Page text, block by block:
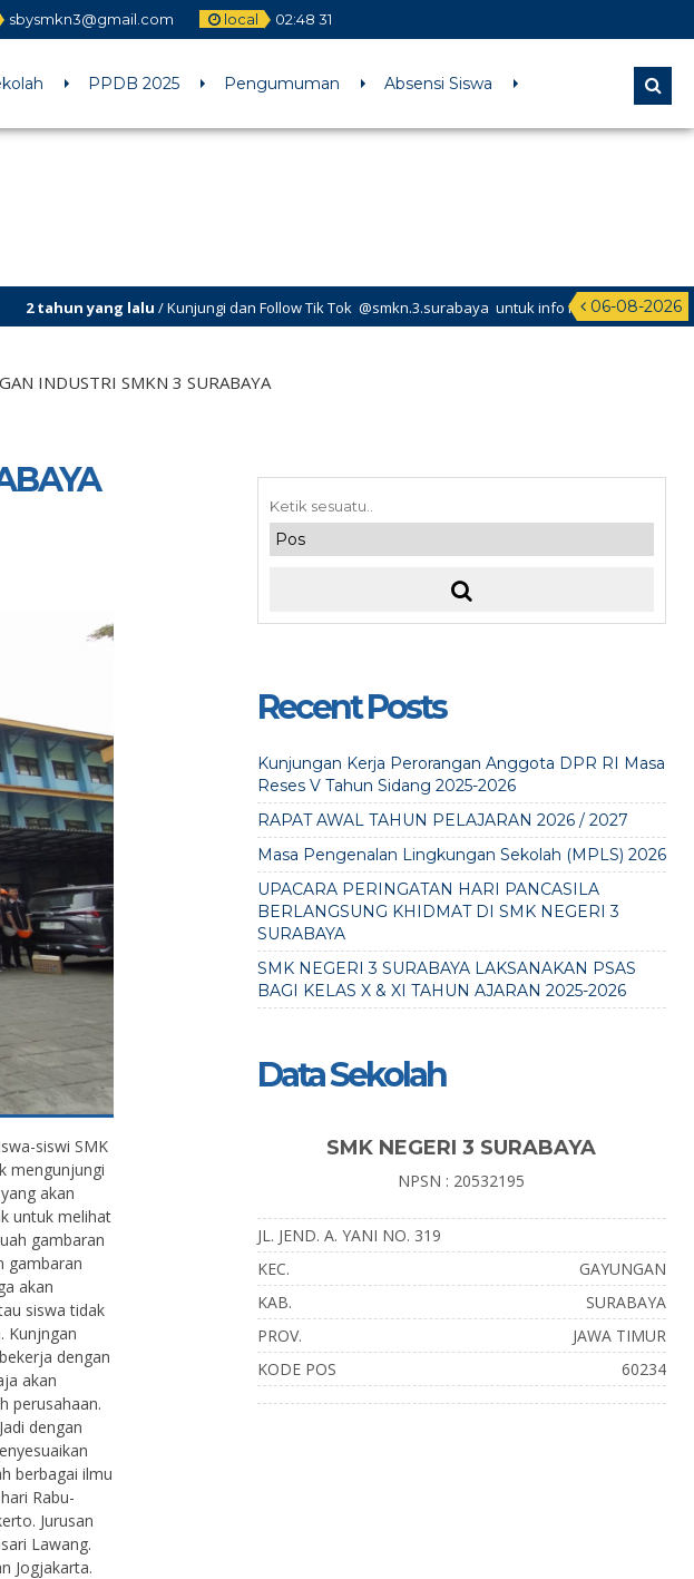
6.9.0! IE conditional comments are ignored by all supported browsers. in
sbysmkn3@gmail.com local 02:48 32
PPDB 2025 Pengumuman Absensi Siswa
06-08-2026
/ Kunjungi dan Follow Tik Tok @smkn.3.surabaya untuk info info terbaru dari SMK Negeri 3 Surabaya
INDUSTRI SMKN 3 SURABAYA
siswi SMK
mengunjungi
akan
untuk melihat
gambaran
gambaran
akan
siswa tidak
Kunjngan
dengan
akan
perusahaan.
dengan
berbagai ilmu
Rabu-
Jurusan
Lawang.
Jogjakarta.
Recent Posts
Kunjungan Kerja Perorangan Anggota DPR RI Masa
Reses V Tahun Sidang 2025-2026
RAPAT AWAL TAHUN PELAJARAN 2026 / 2027
Masa Pengenalan Lingkungan Sekolah (MPLS) 2026
UPACARA PERINGATAN HARI PANCASILA
BERLANGSUNG KHIDMAT DI SMK NEGERI 3
SURABAYA
SMK NEGERI 3 SURABAYA LAKSANAKAN PSAS
BAGI KELAS X & XI TAHUN AJARAN 2025-2026
Data Sekolah
SMK NEGERI 3 SURABAYA
NPSN : 20532195
JL. JEND. A. YANI NO. 319
KEC.
GAYUNGAN
KAB.
SURABAYA
PROV.
JAWA TIMUR
KODE POS
60234